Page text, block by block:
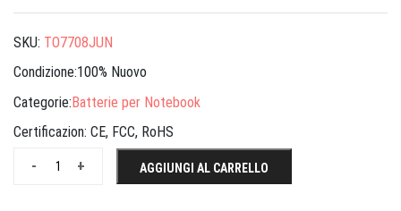
SKU: TO7708JUN
Condizione:100% Nuovo
Categorie:Batterie per Notebook
Certificazion: CE, FCC, RoHS
+
- AGGIUNGI AL CARRELLO